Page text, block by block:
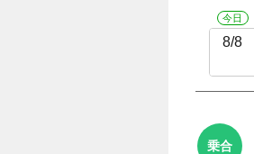
今日
8/8
乗合